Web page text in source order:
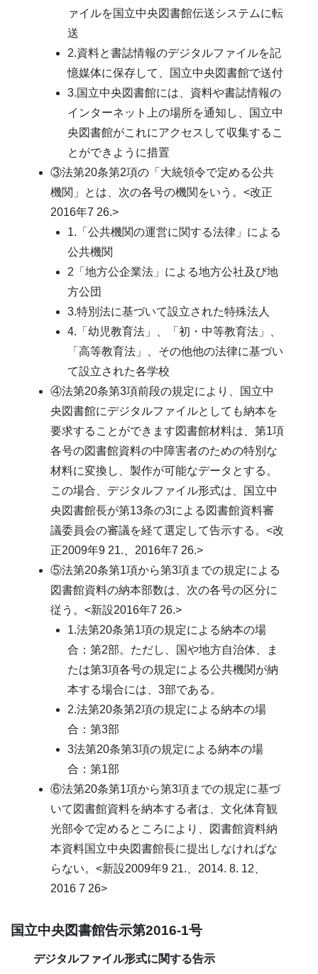
ァイルを国立中央図書館伝送システムに転
送
2.資料と書誌情報のデジタルファイルを記
憶媒体に保存して、国立中央図書館で送付
3.国立中央図書館には、資料や書誌情報の
インターネット上の場所を通知し、国立中
央図書館がこれにアクセスして収集するこ
とができように措置
③法第20条第2項の「大統領令で定める公共
機関」とは、次の各号の機関をいう。<改正
2016年7 26.>
1.「公共機関の運営に関する法律」による
公共機関
2「地方公企業法」による地方公社及び地
方公団
3.特別法に基づいて設立された特殊法人
4.「幼児教育法」、「初・中等教育法」、
「高等教育法」、その他他の法律に基づい
て設立された各学校
④法第20条第3項前段の規定により、国立中
央図書館にデジタルファイルとしても納本を
要求することができます図書館材料は、第1項
各号の図書館資料の中障害者のための特別な
材料に変換し、製作が可能なデータとする。
この場合、デジタルファイル形式は、国立中
央図書館長が第13条の3による図書館資料審
議委員会の審議を経て選定して告示する。<改
正2009年9 21.、2016年7 26.>
⑤法第20条第1項から第3項までの規定による
図書館資料の納本部数は、次の各号の区分に
従う。<新設2016年7 26.>
1.法第20条第1項の規定による納本の場
合：第2部。ただし、国や地方自治体、ま
たは第3項各号の規定による公共機関が納
本する場合には、3部である。
2.法第20条第2項の規定による納本の場
合：第3部
3法第20条第3項の規定による納本の場
合：第1部
⑥法第20条第1項から第3項までの規定に基づ
いて図書館資料を納本する者は、文化体育観
光部令で定めるところにより、図書館資料納
本資料国立中央図書館長に提出しなければな
らない。<新設2009年9 21.、2014. 8. 12、
2016 7 26>
国立中央図書館告示第2016-1号
デジタルファイル形式に関する告示